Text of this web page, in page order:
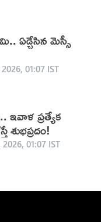
ఏడ్చేసిన మెస్సీ
01:07 IST
ఇవాళ ప్రత్యేక
శుభప్రదం!
01:07 IST